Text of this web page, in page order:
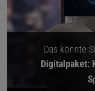
Das könnte
Digitalpaket: